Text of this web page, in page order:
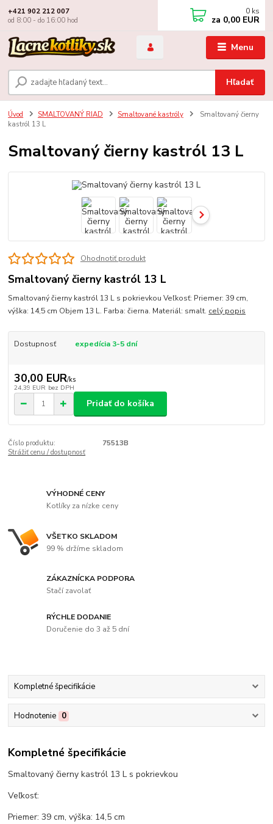
Menu
Hľadať
+421 902 212 007
od 8:00 - do 16:00 hod
0 ks
za 0,00 EUR
Úvod SMALTOVANÝ RIAD Smaltované kastróly
Smaltovaný čierny
kastról 13 L
Smaltovaný čierny kastról 13 L
Ohodnotiť produkt
Smaltovaný čierny kastról 13 L
Smaltovaný čierny kastról 13 L s pokrievkou Veľkosť: Priemer: 39 cm,
výška: 14,5 cm Objem 13 L. Farba: čierna. Materiál: smalt. celý popis
Dostupnosť expedícia 3-5 dní
30,00 EUR/ks
24,39 EUR bez DPH
Pridať do košíka
Číslo produktu:
75513B
Strážiť cenu / dostupnosť
VÝHODNÉ CENY
Kotlíky za nízke ceny
VŠETKO SKLADOM
99 % držíme skladom
ZÁKAZNÍCKA PODPORA
Stačí zavolať
RÝCHLE DODANIE
Doručenie do 3 až 5 dní
Kompletné špecifikácie
Hodnotenie 0
Kompletné špecifikácie
Smaltovaný čierny kastról 13 L s pokrievkou
Veľkosť:
Priemer: 39 cm, výška: 14,5 cm